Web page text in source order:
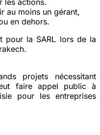
au moins un gérant,
en dehors.
pour la SARL lors de la
projets nécessitant
faire appel public à
pour les entreprises